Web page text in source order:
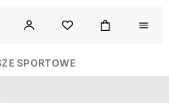
SPORTOWE